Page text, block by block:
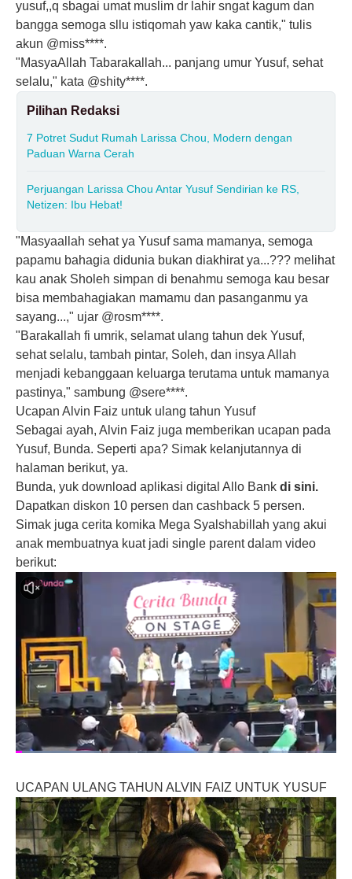
yusuf,,q sbagai umat muslim dr lahir sngat kagum dan
bangga semoga sllu istiqomah yaw kaka cantik," tulis
akun @miss****.
"MasyaAllah Tabarakallah... panjang umur Yusuf, sehat
selalu," kata @shity****.
Pilihan Redaksi
7 Potret Sudut Rumah Larissa Chou, Modern dengan
Paduan Warna Cerah
Perjuangan Larissa Chou Antar Yusuf Sendirian ke RS,
Netizen: Ibu Hebat!
"Masyaallah sehat ya Yusuf sama mamanya, semoga
papamu bahagia didunia bukan diakhirat ya...??? melihat
kau anak Sholeh simpan di benahmu semoga kau besar
bisa membahagiakan mamamu dan pasanganmu ya
sayang...," ujar @rosm****.
"Barakallah fi umrik, selamat ulang tahun dek Yusuf,
sehat selalu, tambah pintar, Soleh, dan insya Allah
menjadi kebanggaan keluarga terutama untuk mamanya
pastinya," sambung @sere****.
Ucapan Alvin Faiz untuk ulang tahun Yusuf
Sebagai ayah, Alvin Faiz juga memberikan ucapan pada
Yusuf, Bunda. Seperti apa? Simak kelanjutannya di
halaman berikut, ya.
Bunda, yuk download aplikasi digital Allo Bank di sini.
Dapatkan diskon 10 persen dan cashback 5 persen.
Simak juga cerita komika Mega Syalshabillah yang akui
anak membuatnya kuat jadi single parent dalam video
berikut:
UCAPAN ULANG TAHUN ALVIN FAIZ UNTUK YUSUF